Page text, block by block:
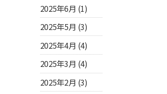
2025年6月 (1)
2025年5月 (3)
2025年4月 (4)
2025年3月 (4)
2025年2月 (3)